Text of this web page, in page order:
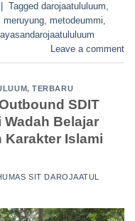
Tagged darojaatululuum,
meruyung, metodeummi,
Leave a comment
,TERBARU
SDIT
Wadah Belajar
Karakter Islami
SIT DAROJAATUL